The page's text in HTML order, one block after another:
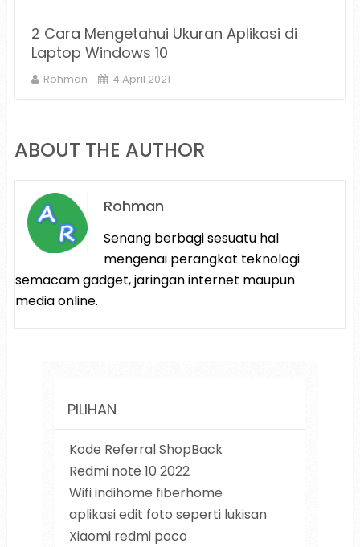
2 Cara Mengetahui Ukuran Aplikasi di
Laptop Windows 10
Rohman 4 April 2021
ABOUT THE AUTHOR
Rohman
Senang berbagi sesuatu hal
mengenai perangkat teknologi
semacam gadget, jaringan internet maupun
media online.
PILIHAN
Kode Referral ShopBack
Redmi note 10 2022
Wifi indihome fiberhome
aplikasi edit foto seperti lukisan
Xiaomi redmi poco